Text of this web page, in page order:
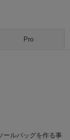
Pro
ールバッグを作る事